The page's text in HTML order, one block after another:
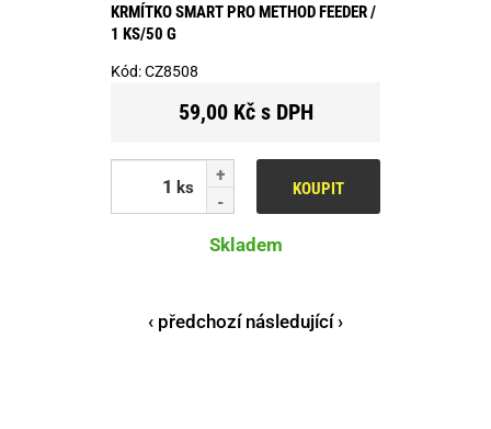
KRMÍTKO SMART PRO METHOD FEEDER /
1 KS/50 G
Kód:CZ8508
59,00 Kč s DPH
ks KOUPIT
Skladem
‹ předchozí následující ›